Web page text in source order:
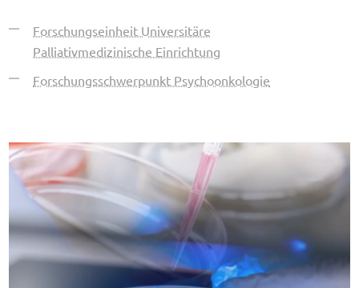
Forschungseinheit Universitäre
Palliativmedizinische Einrichtung
Forschungsschwerpunkt Psychoonkologie